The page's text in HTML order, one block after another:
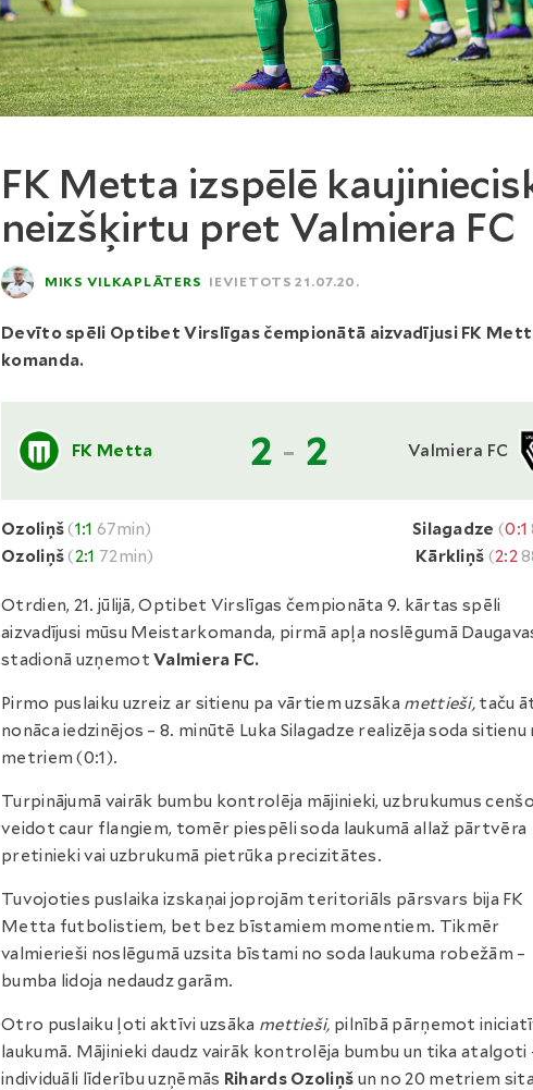
FK Metta izspēlē
neizšķirtu pret Valmiera FC
MIKS VILKAPLĀTERS IEVIETOTS 21.07.20.
Devīto spēli Optibet Virslīgas čempionātā aizvadījusi FK
komanda.
FK Metta 2 - 2 Valmiera FC
Ozoliņš(1:1 67min)
Ozoliņš(2:1 72min)
Silagadze (0:1
Kārkliņš (2:2
Otrdien, 21. jūlijā, Optibet Virslīgas čempionāta 9. kārtas spēli
aizvadījusi mūsu Meistarkomanda, pirmā apļa noslēgumā
stadionā uzņemotValmiera FC.
Pirmo puslaiku uzreiz ar sitienu pa vārtiem uzsāka mettieši, taču
nonāca iedzinējos – 8. minūtē Luka Silagadze realizēja soda sitienu
metriem (0:1).
Turpinājumā vairāk bumbu kontrolēja mājinieki, uzbrukumus
veidot caur flangiem, tomēr piespēli soda laukumā allaž pārtvēra
pretinieki vai uzbrukumā pietrūka precizitātes.
Tuvojoties puslaika izskaņai joprojām teritoriāls pārsvars bija FK
Metta futbolistiem, bet bez bīstamiem momentiem. Tikmēr
valmierieši noslēgumā uzsita bīstami no soda laukuma robežām –
bumba lidoja nedaudz garām.
Otro puslaiku ļoti aktīvi uzsāka mettieši, pilnībā pārņemot
laukumā. Mājinieki daudz vairāk kontrolēja bumbu un tika atalgoti
individuāli līderību uzņēmās Rihards Ozoliņš un no 20 metriem sita